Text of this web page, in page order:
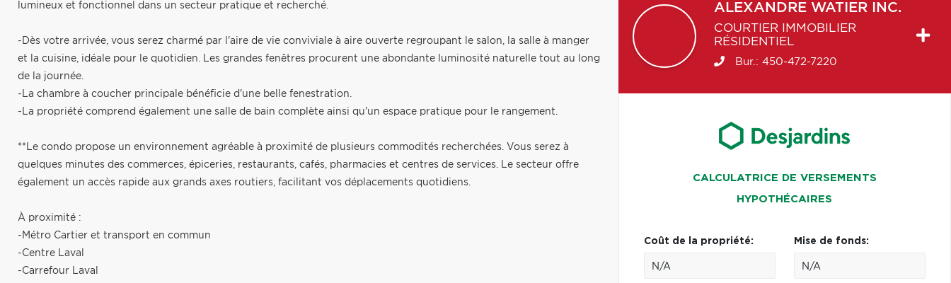
lumineux et fonctionnel dans un secteur pratique et recherché.
-Dès votre arrivée, vous serez charmé par l'aire de vie conviviale à aire ouverte regroupant le salon, la salle à manger
et la cuisine, idéale pour le quotidien. Les grandes fenêtres procurent une abondante luminosité naturelle tout au long
de la journée.
-La chambre à coucher principale bénéficie d'une belle fenestration.
-La propriété comprend également une salle de bain complète ainsi qu'un espace pratique pour le rangement.
**Le condo propose un environnement agréable à proximité de plusieurs commodités recherchées. Vous serez à
quelques minutes des commerces, épiceries, restaurants, cafés, pharmacies et centres de services. Le secteur offre
également un accès rapide aux grands axes routiers, facilitant vos déplacements quotidiens.
À proximité :
-Métro Cartier et transport en commun
-Centre Laval
-Carrefour Laval
ALEXANDRE WATIER INC.
COURTIER IMMOBILIER
RÉSIDENTIEL
Bur.: 450-472-7220
CALCULATRICE DE VERSEMENTS
HYPOTHÉCAIRES
Coût de la propriété: Mise de fonds: